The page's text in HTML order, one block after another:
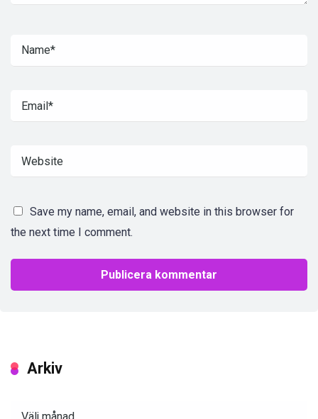
Save my name, email, and website in this browser for
the next time I comment.
Arkiv